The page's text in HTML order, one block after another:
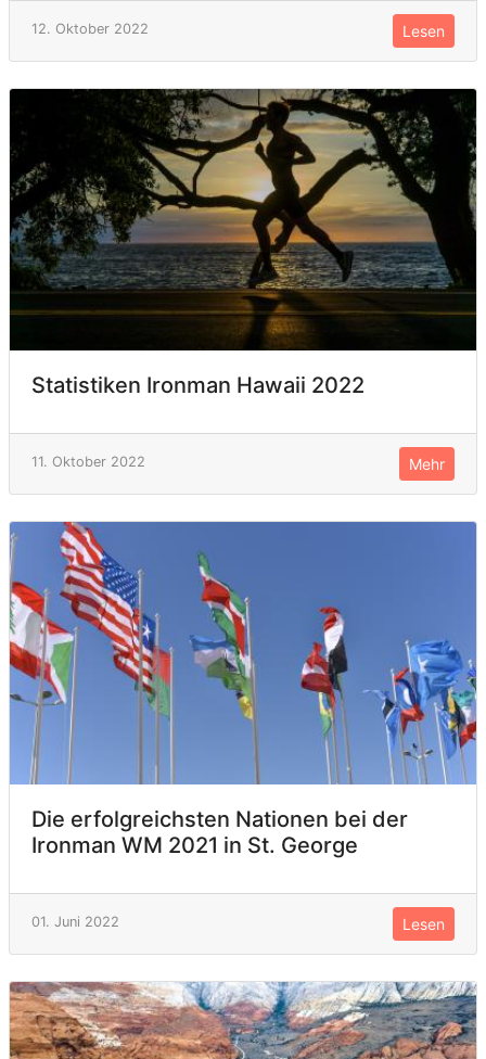
12. Oktober 2022 Lesen
Statistiken Ironman Hawaii 2022
11. Oktober 2022 Mehr
Die erfolgreichsten Nationen bei der
Ironman WM 2021 in St. George
01. Juni 2022 Lesen